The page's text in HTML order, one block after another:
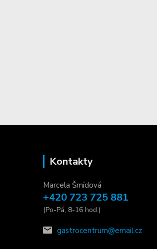
Kontakty
Marcela Šmídová
+420 723 725 881
(Po-Pá, 8-16 hod.)
gastrocentrum@email.cz